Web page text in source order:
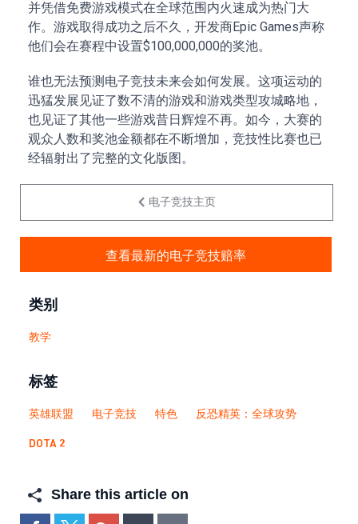
并凭借免费游戏模式在全球范围内火速成为热门大
作。游戏取得成功之后不久，开发商Epic Games声称
他们会在赛程中设置$100,000,000的奖池。
谁也无法预测电子竞技未来会如何发展。这项运动的
迅猛发展见证了数不清的游戏和游戏类型攻城略地，
也见证了其他一些游戏昔日辉煌不再。如今，大赛的
观众人数和奖池金额都在不断增加，竞技性比赛也已
经辐射出了完整的文化版图。
电子竞技主页
查看最新的电子竞技赔率
类别
教学
标签
英雄联盟 电子竞技 特色 反恐精英：全球攻势
DOTA 2
Share this article on